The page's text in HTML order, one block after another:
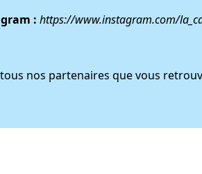
: https://www.instagram.com/
nos partenaires que vous